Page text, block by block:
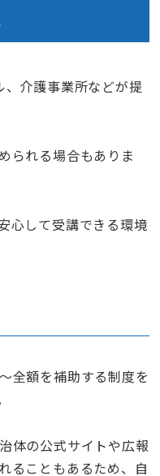
、介護事業所などが提
られる場合もありま
心して受講できる環境
全額を補助する制度を
体の公式サイトや広報
ることもあるため、自